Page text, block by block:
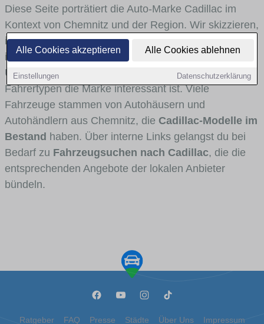
Alle Cookies akzeptieren Alle Cookies ablehnen
Einstellungen Datenschutzerklärung
Diese Seite porträtiert die Auto-Marke Cadillac im
Kontext von Chemnitz und der Region. Wir skizzieren,
in welchen Fahrzeugklassen Cadillac stark vertreten
ist, welche Modellreihen häufig im Stadt- und
Umlandverkehr zu sehen sind und für welche
Fahrertypen die Marke interessant ist. Viele
Fahrzeuge stammen von Autohäusern und
Autohändlern aus Chemnitz, die Cadillac-Modelle im
Bestand haben. Über interne Links gelangst du bei
Bedarf zu Fahrzeugsuchen nach Cadillac, die die
entsprechenden Angebote der lokalen Anbieter
bündeln.
Ratgeber FAQ Presse Städte Über Uns Impressum